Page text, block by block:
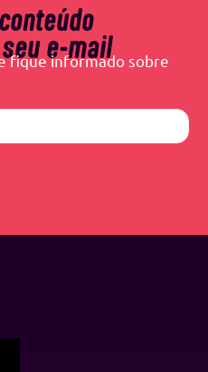
e-mail
fique informado sobre